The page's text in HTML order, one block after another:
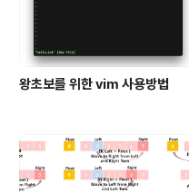
왕초보를 위한 vim 사용방법